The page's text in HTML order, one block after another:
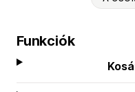
Funkciók